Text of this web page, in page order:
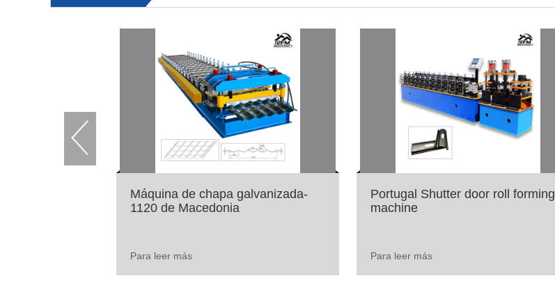
suministrará los productos satisfechos y servicio post - venta para cada
Máquina de chapa galvanizada-
1120 de Macedonia
Para leer más
Portugal Shutter door roll forming
machine
Para leer más